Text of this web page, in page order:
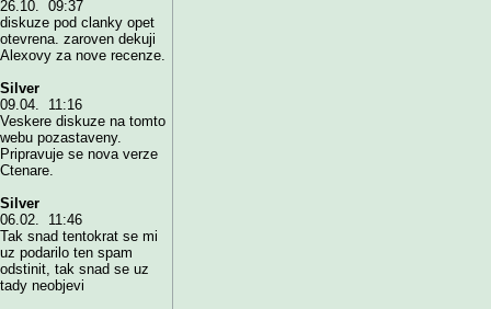
26.10. 09:37
diskuze pod clanky opet
otevrena. zaroven dekuji
Alexovy za nove recenze.
Silver
09.04. 11:16
Veskere diskuze na tomto
webu pozastaveny.
Pripravuje se nova verze
Ctenare.
Silver
06.02. 11:46
Tak snad tentokrat se mi
uz podarilo ten spam
odstinit, tak snad se uz
tady neobjevi